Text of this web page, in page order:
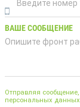
ВАШЕ СООБЩЕНИЕ
Отправляя
персональных данных